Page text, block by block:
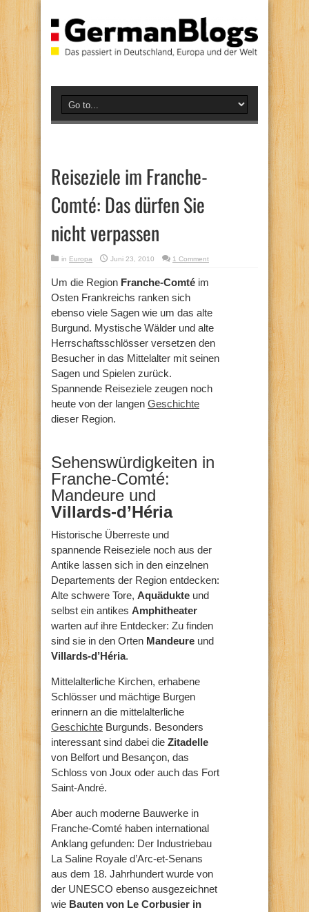
Reiseziele im Franche-
Comté: Das dürfen Sie
nicht verpassen
in Europa Juni 23, 2010 1 Comment
Um die Region Franche-Comté im
Osten Frankreichs ranken sich
ebenso viele Sagen wie um das alte
Burgund. Mystische Wälder und alte
Herrschaftsschlösser versetzen den
Besucher in das Mittelalter mit seinen
Sagen und Spielen zurück.
Spannende Reiseziele zeugen noch
heute von der langen Geschichte
dieser Region.
Sehenswürdigkeiten in
Franche-Comté:
Mandeure und
Villards-d’Héria
Historische Überreste und
spannende Reiseziele noch aus der
Antike lassen sich in den einzelnen
Departements der Region entdecken:
Alte schwere Tore, Aquädukte und
selbst ein antikes Amphitheater
warten auf ihre Entdecker: Zu finden
sind sie in den Orten Mandeure und
Villards-d’Héria.
Mittelalterliche Kirchen, erhabene
Schlösser und mächtige Burgen
erinnern an die mittelalterliche
Geschichte Burgunds. Besonders
interessant sind dabei die Zitadelle
von Belfort und Besançon, das
Schloss von Joux oder auch das Fort
Saint-André.
Aber auch moderne Bauwerke in
Franche-Comté haben international
Anklang gefunden: Der Industriebau
La Saline Royale d’Arc-et-Senans
aus dem 18. Jahrhundert wurde von
der UNESCO ebenso ausgezeichnet
wie Bauten von Le Corbusier in